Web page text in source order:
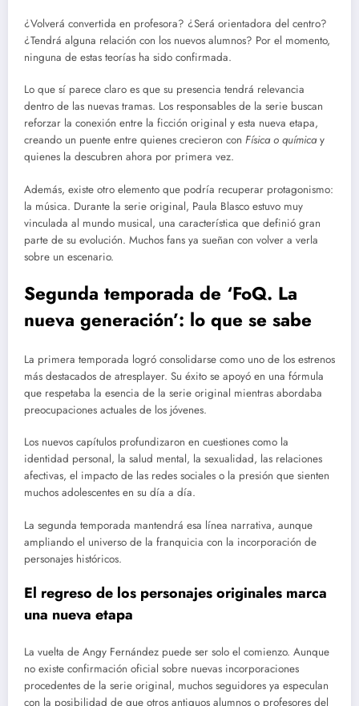
¿Volverá convertida en profesora? ¿Será orientadora del centro?
¿Tendrá alguna relación con los nuevos alumnos? Por el momento,
ninguna de estas teorías ha sido confirmada.
Lo que sí parece claro es que su presencia tendrá relevancia
dentro de las nuevas tramas. Los responsables de la serie buscan
reforzar la conexión entre la ficción original y esta nueva etapa,
creando un puente entre quienes crecieron con Física o químicay
quienes la descubren ahora por primera vez.
Además, existe otro elemento que podría recuperar protagonismo:
la música. Durante la serie original, Paula Blasco estuvo muy
vinculada al mundo musical, una característica que definió gran
parte de su evolución. Muchos fans ya sueñan con volver a verla
sobre un escenario.
Segunda temporada de ‘FoQ. La
nueva generación’: lo que se sabe
La primera temporada logró consolidarse como uno de los estrenos
más destacados de atresplayer. Su éxito se apoyó en una fórmula
que respetaba la esencia de la serie original mientras abordaba
preocupaciones actuales de los jóvenes.
Los nuevos capítulos profundizaron en cuestiones como la
identidad personal, la salud mental, la sexualidad, las relaciones
afectivas, el impacto de las redes sociales o la presión que sienten
muchos adolescentes en su día a día.
La segunda temporada mantendrá esa línea narrativa, aunque
ampliando el universo de la franquicia con la incorporación de
personajes históricos.
El regreso de los personajes originales marca
una nueva etapa
La vuelta de Angy Fernández puede ser solo el comienzo. Aunque
no existe confirmación oficial sobre nuevas incorporaciones
procedentes de la serie original, muchos seguidores ya especulan
con la posibilidad de que otros antiguos alumnos o profesores del